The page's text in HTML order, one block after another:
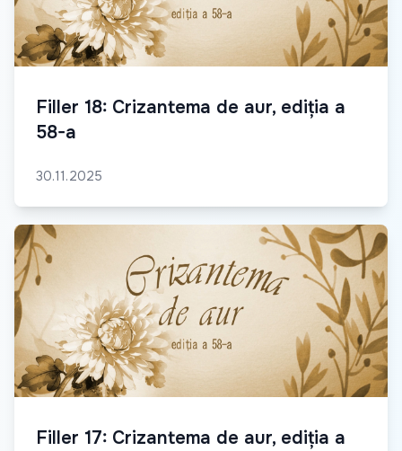
Filler 18: Crizantema de aur, ediția a
58-a
30.11.2025
Filler 17: Crizantema de aur, ediția a